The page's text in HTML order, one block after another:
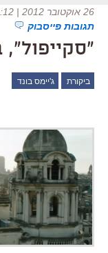
26 אוקטובר 2012 | 02:12
תגובות פייסבוק
ביקורת ג'יימס בונד